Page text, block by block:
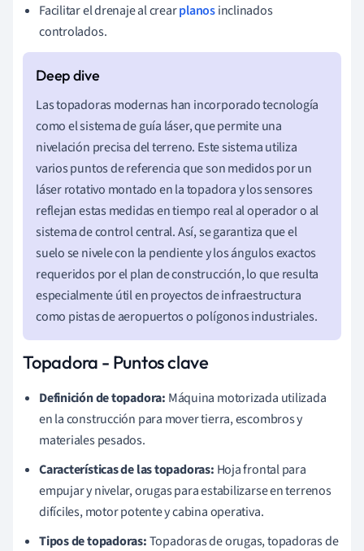
Facilitar el drenaje al crearplanosinclinados
controlados.
Las topadoras modernas han incorporado tecnología
como el sistema de guía láser, que permite una
nivelación precisa del terreno. Este sistema utiliza
varios puntos de referencia que son medidos por un
láser rotativo montado en la topadora y los sensores
reflejan estas medidas en tiempo real al operador o al
sistema de control central. Así, se garantiza que el
suelo se nivele con la pendiente y los ángulos exactos
requeridos por el plan de construcción, lo que resulta
especialmente útil en proyectos de infraestructura
como pistas de aeropuertos o polígonos industriales.
Topadora - Puntos clave
Definición de topadora: Máquina motorizada utilizada
en la construcción para mover tierra, escombros y
materiales pesados.
Características de las topadoras: Hoja frontal para
empujar y nivelar, orugas para estabilizarse en terrenos
difíciles, motor potente y cabina operativa.
Tipos de topadoras:Topadoras de orugas, topadoras de